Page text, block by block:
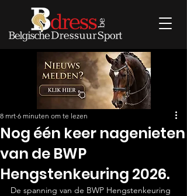
Nog één keer nagenieten
van de BWP
Hengstenkeuring 2026.
8 mrt 6 minuten om te lezen
De spanning van de BWP Hengstenkeuring